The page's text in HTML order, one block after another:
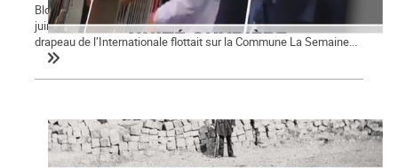
Bloc-notes la Commune n°128 La gifle et la manifestation du 12
juin 2021 Chômage, précarité et misère : un été meurtrier ! Le
drapeau de l’Internationale flottait sur la Commune La Semaine...